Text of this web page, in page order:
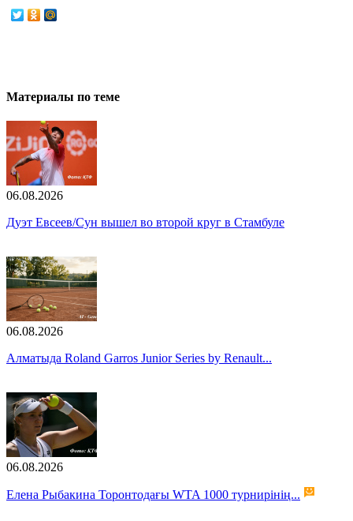
Материалы по теме
06.08.2026
Дуэт Евсеев/Сун вышел во второй круг в Стамбуле
06.08.2026
Алматыда Roland Garros Junior Series by Renault...
06.08.2026
Елена Рыбакина Торонтодағы WTA 1000 турнирінің...